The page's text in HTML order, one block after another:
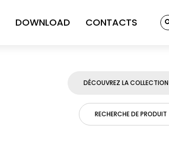
DOWNLOAD CONTACTS
DÉCOUVREZ LA COLLECTION
RECHERCHE DE PRODUIT